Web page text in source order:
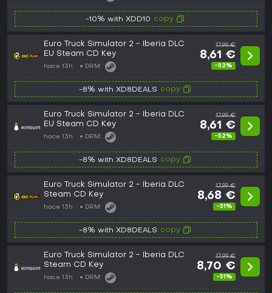
-10% with XDD10 copy
Euro Truck Simulator 2 - Iberia DLC
EU Steam CD Key
hace 13h DRM:
17,99 €
8,61 €
-52%
-8% with XD8DEALS copy
Euro Truck Simulator 2 - Iberia DLC
EU Steam CD Key
hace 13h DRM:
17,99 €
8,61 €
-52%
-8% with XD8DEALS copy
Euro Truck Simulator 2 - Iberia DLC
Steam CD Key
hace 13h DRM:
17,99 €
8,68 €
-51%
-8% with XD8DEALS copy
Euro Truck Simulator 2 - Iberia DLC
Steam CD Key
hace 13h DRM:
17,99 €
8,70 €
-51%